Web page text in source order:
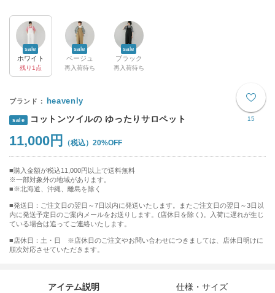
sale
ホワイト
残り1点
sale
ベージュ
再入荷待ち
sale
ブラック
再入荷待ち
15
heavenly
sale コットンツイルの ゆったりサロペット
11,000円 20%OFF
購入金額が税込11,000円以上で送料無料
※一部対象外の地域があります。
※北海道、沖縄、離島を除く
■発送日：ご注文日の翌日～7日以内に発送いたします。またご注文日の翌日～3日以
内に発送予定日のご案内メールをお送りします。(店休日を除く)。入荷に遅れが生じ
ている場合は追ってご連絡いたします。
■店休日：土・日 ※店休日のご注文やお問い合わせにつきましては、店休日明けに
順次対応させていただきます。
アイテム説明 仕様・サイズ